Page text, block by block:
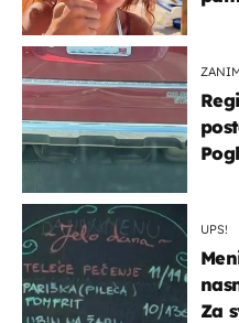
UPS!
Za